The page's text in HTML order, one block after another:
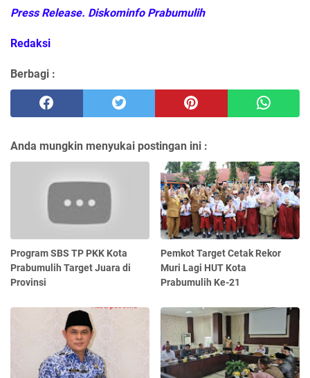
Press Release. Diskominfo Prabumulih
Redaksi
Berbagi :
Anda mungkin menyukai postingan ini :
Program SBS TP PKK Kota
Prabumulih Target Juara di
Provinsi
Pemkot Target Cetak Rekor
Muri Lagi HUT Kota
Prabumulih Ke-21